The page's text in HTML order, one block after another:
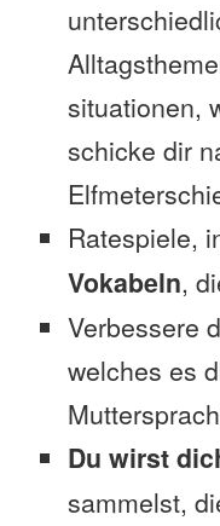
situationen,
schicke dir
Ratespiele,
Vokabeln,
Verbessere
welches es
Du wirst
sammelst,